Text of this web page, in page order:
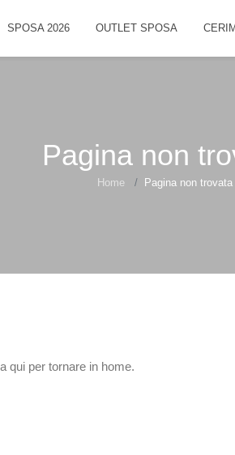
SPOSA 2026 OUTLET SPOSA
Pagina non
Home Pagina non trovata
qui per tornare in home.